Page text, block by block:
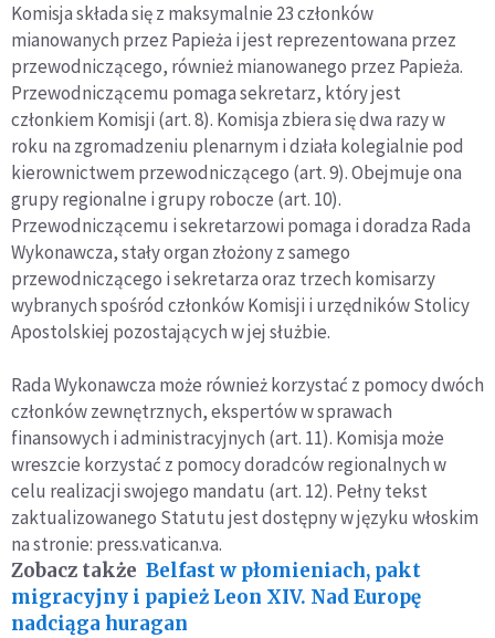
Komisja składa się z maksymalnie 23 członków
mianowanych przez Papieża i jest reprezentowana przez
przewodniczącego, również mianowanego przez Papieża.
Przewodniczącemu pomaga sekretarz, który jest
członkiem Komisji (art. 8). Komisja zbiera się dwa razy w
roku na zgromadzeniu plenarnym i działa kolegialnie pod
kierownictwem przewodniczącego (art. 9). Obejmuje ona
grupy regionalne i grupy robocze (art. 10).
Przewodniczącemu i sekretarzowi pomaga i doradza Rada
Wykonawcza, stały organ złożony z samego
przewodniczącego i sekretarza oraz trzech komisarzy
wybranych spośród członków Komisji i urzędników Stolicy
Apostolskiej pozostających w jej służbie.
Rada Wykonawcza może również korzystać z pomocy dwóch
członków zewnętrznych, ekspertów w sprawach
finansowych i administracyjnych (art. 11). Komisja może
wreszcie korzystać z pomocy doradców regionalnych w
celu realizacji swojego mandatu (art. 12). Pełny tekst
zaktualizowanego Statutu jest dostępny w języku włoskim
na stronie: press.vatican.va.
Zobacz także Belfast w płomieniach, pakt
migracyjny i papież Leon XIV. Nad Europę
nadciąga huragan